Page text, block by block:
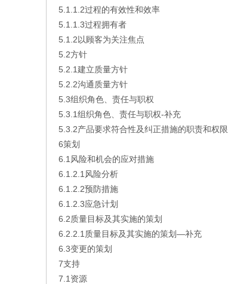
5.1.1.2过程的有效性和效率
5.1.1.3过程拥有者
5.1.2以顾客为关注焦点
5.2方针
5.2.1建立质量方针
5.2.2沟通质量方针
5.3组织角色、责任与职权
5.3.1组织角色、责任与职权-补充
5.3.2产品要求符合性及纠正措施的职责和权限
6策划
6.1风险和机会的应对措施
6.1.2.1风险分析
6.1.2.2预防措施
6.1.2.3应急计划
6.2质量目标及其实施的策划
6.2.2.1质量目标及其实施的策划—补充
6.3变更的策划
7支持
7.1资源